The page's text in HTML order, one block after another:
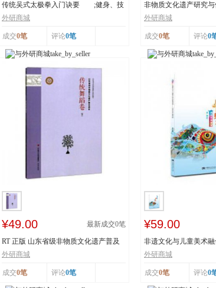
传统吴式太极拳入门诀要 ;健身、技
击、穴位、意...
外研商城
成交0笔 评论0笔
非物质文化遗产研究
腔口述剧本的...
外研商城
成交0笔 评论0
¥49.00 最新成交0笔
RT 正版 山东省级非物质文化遗产普及
读本:下:传统舞...
外研商城
成交0笔 评论0笔
¥59.00
非遗文化与儿童美术
以深圳鱼灯舞为...
外研商城
成交0笔 评论0